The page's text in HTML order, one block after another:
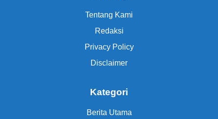
Tentang Kami
Redaksi
Privacy Policy
Disclaimer
Kategori
Berita Utama